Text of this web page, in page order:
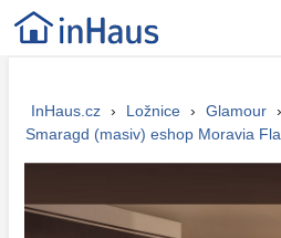
InHaus.cz › Ložnice › Glamour ›
Smaragd (masiv) eshop Moravia